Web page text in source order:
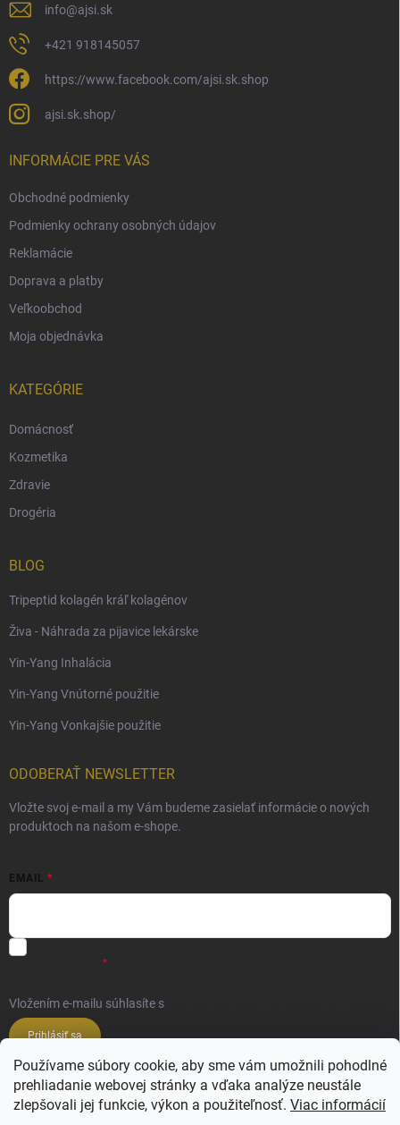
Používame súbory cookie, aby sme vám umožnili pohodlné
prehliadanie webovej stránky a vďaka analýze neustále
zlepšovali jej funkcie, výkon a použiteľnosť. Viac informácií
info@ajsi.sk
+421 918145057
https://www.facebook.com/ajsi.sk.shop
ajsi.sk.shop/
INFORMÁCIE PRE VÁS
Obchodné podmienky
Podmienky ochrany osobných údajov
Reklamácie
Doprava a platby
Veľkoobchod
Moja objednávka
KATEGÓRIE
Domácnosť
Kozmetika
Zdravie
Drogéria
BLOG
Tripeptid kolagén kráľ kolagénov
Živa - Náhrada za pijavice lekárske
Yin-Yang Inhalácia
Yin-Yang Vnútorné použitie
Yin-Yang Vonkajšie použitie
ODOBERAŤ NEWSLETTER
Vložte svoj e-mail a my Vám budeme zasielať informácie o nových
produktoch na našom e-shope.
EMAIL
Vložením e-mailu súhlasíte s
Prihlásiť sa
Veľkoobchod ESSENZE LAVANDERIE